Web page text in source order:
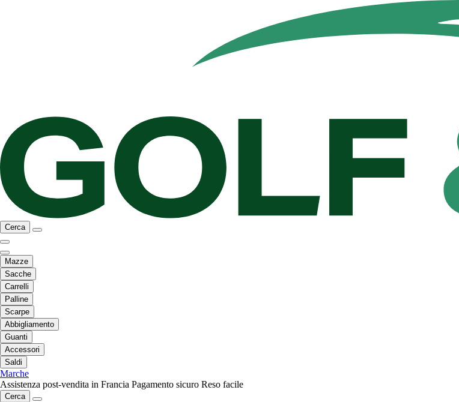
Cerca
Mazze
Sacche
Carrelli
Palline
Scarpe
Abbigliamento
Guanti
Accessori
Saldi
Marche
Assistenza post-vendita in Francia Pagamento sicuro Reso facile
Cerca